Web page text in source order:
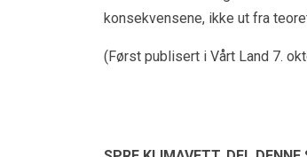
konsekvensene, ikke ut fra
(Først publisert i Vårt Land 7.